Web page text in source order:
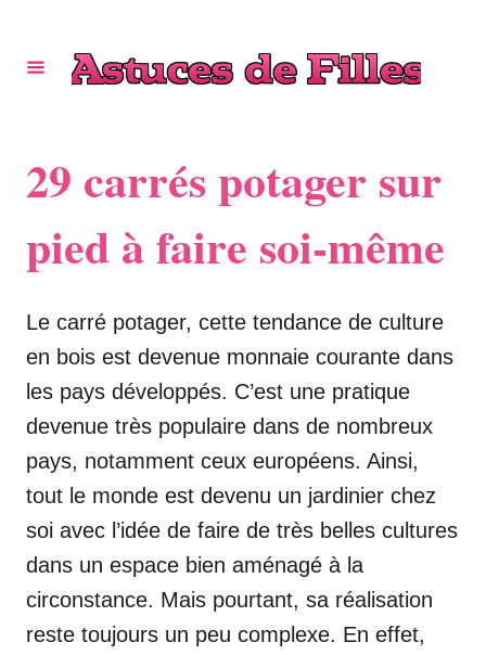
29 carrés potager sur
pied à faire soi-même
Le carré potager, cette tendance de culture
en bois est devenue monnaie courante dans
les pays développés. C’est une pratique
devenue très populaire dans de nombreux
pays, notamment ceux européens. Ainsi,
tout le monde est devenu un jardinier chez
soi avec l’idée de faire de très belles cultures
dans un espace bien aménagé à la
circonstance. Mais pourtant, sa réalisation
reste toujours un peu complexe. En effet,